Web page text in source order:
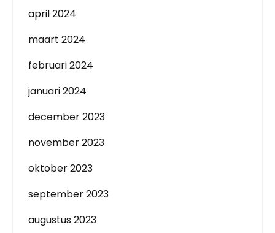
april 2024
maart 2024
februari 2024
januari 2024
december 2023
november 2023
oktober 2023
september 2023
augustus 2023